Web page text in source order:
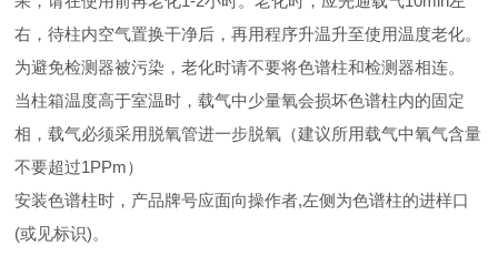
右，待柱内空气置换干净后，再用程序升温升至使用温度老化。
为避免检测器被污染，老化时请不要将色谱柱和检测器相连。
当柱箱温度高于室温时，载气中少量氧会损坏色谱柱内的固定
相，载气必须采用脱氧管进一步脱氧（建议所用载气中氧气含量
不要超过1PPm）
安装色谱柱时，产品牌号应面向操作者,左侧为色谱柱的进样口
(或见标识)。